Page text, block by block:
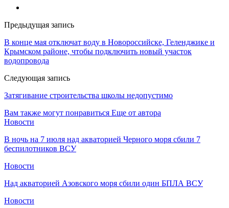
Предыдущая запись
В конце мая отключат воду в Новороссийске, Геленджике и
Крымском районе, чтобы подключить новый участок
водопровода
Следующая запись
Затягивание строительства школы недопустимо
Вам также могут понравиться Еще от автора
Новости
В ночь на 7 июля над акваторией Черного моря сбили 7
беспилотников ВСУ
Новости
Над акваторией Азовского моря сбили один БПЛА ВСУ
Новости